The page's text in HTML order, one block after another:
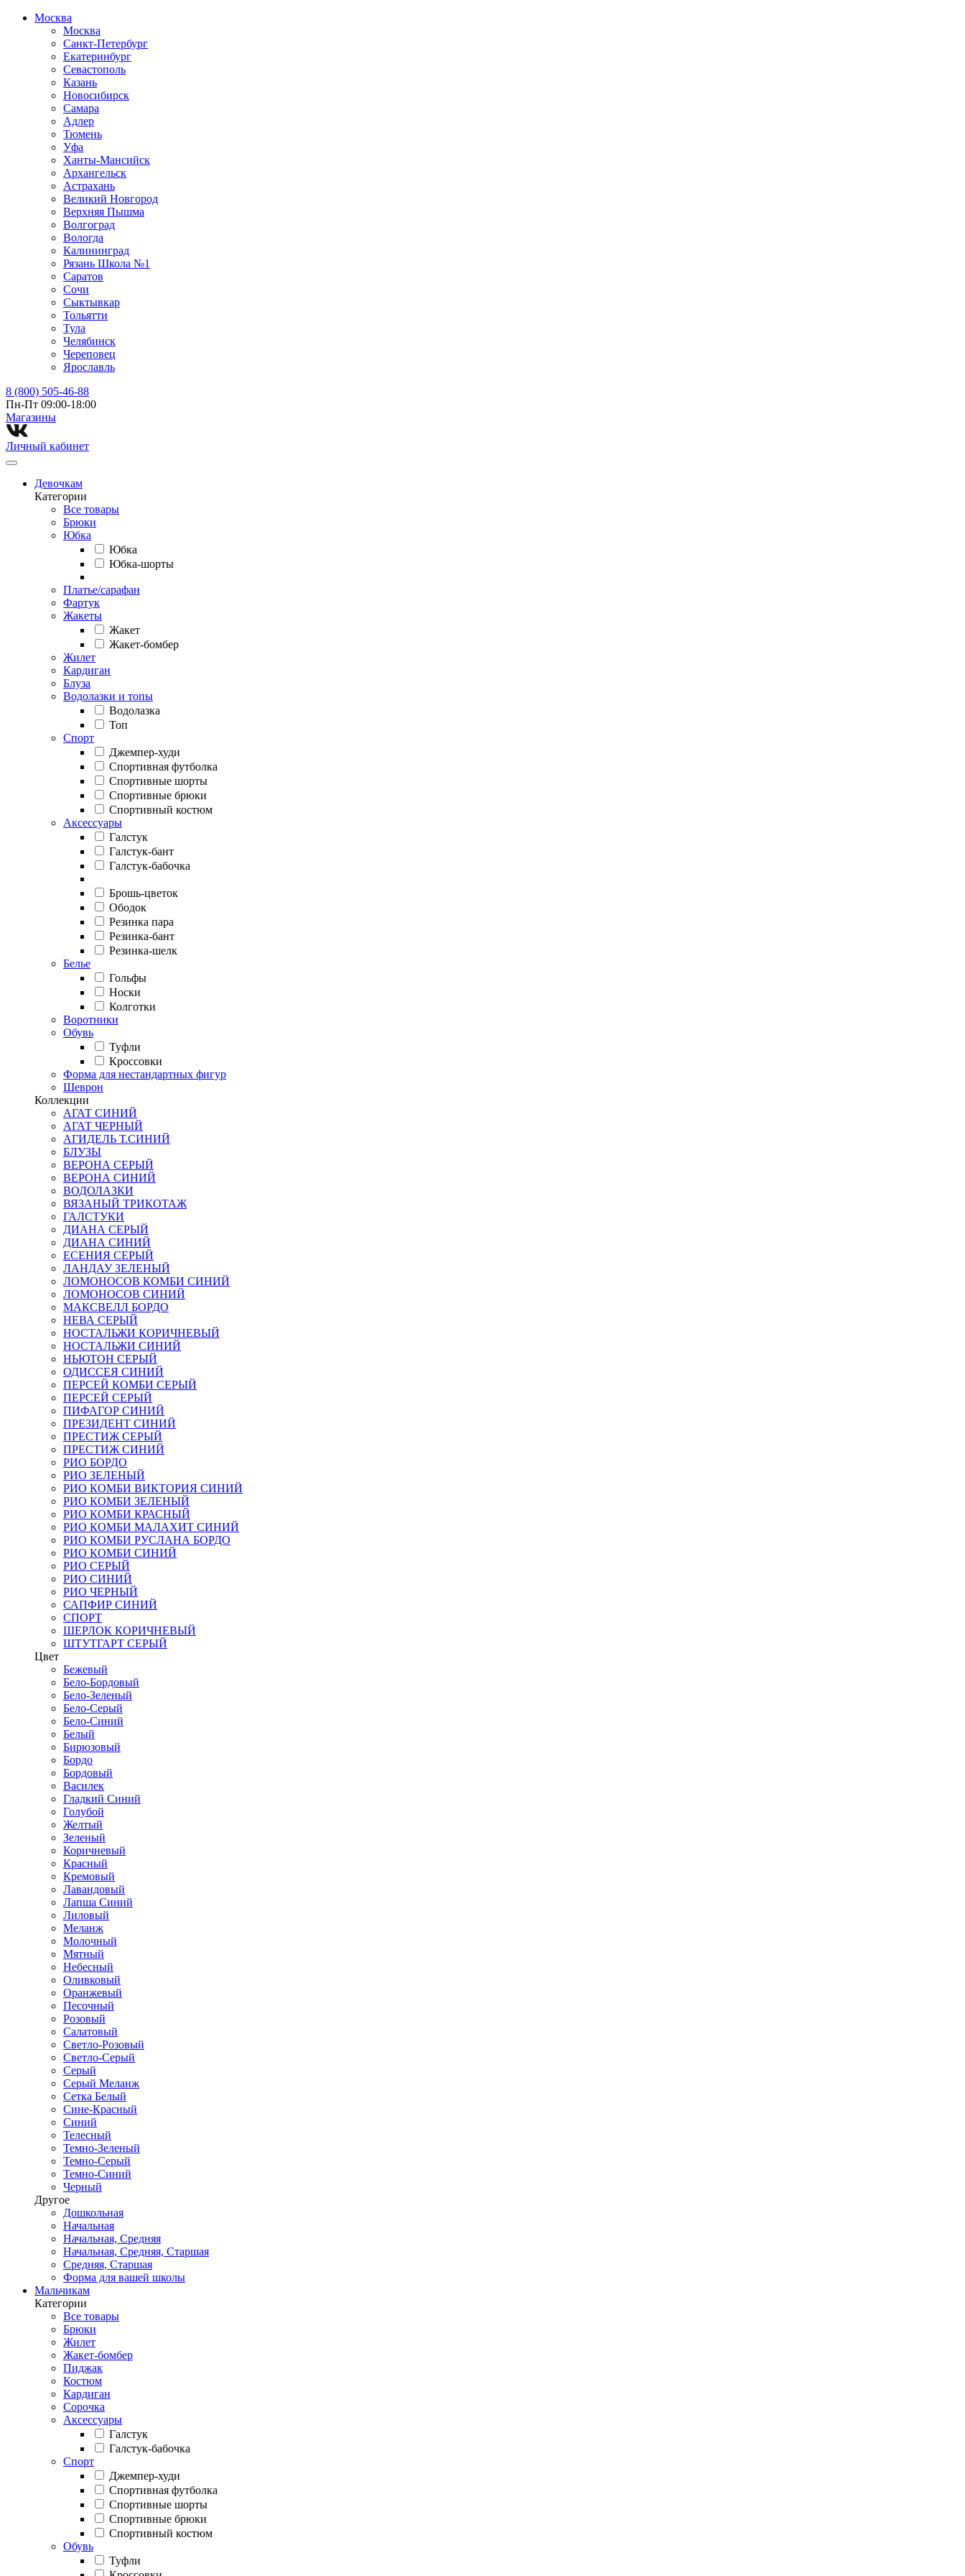
Москва
Москва
Санкт-Петербург
Екатеринбург
Севастополь
Казань
Новосибирск
Самара
Адлер
Тюмень
Уфа
Ханты-Мансийск
Архангельск
Астрахань
Великий Новгород
Верхняя Пышма
Волгоград
Вологда
Калининград
Рязань Школа №1
Саратов
Сочи
Сыктывкар
Тольятти
Тула
Челябинск
Череповец
Ярославль
8 (800) 505-46-88
Пн-Пт 09:00-18:00
Магазины⁠
Личный кабинет
Девочкам
Категории
Все товары
Брюки
Юбка
Юбка
Юбка-шорты
Платье/сарафан
Фартук
Жакеты
Жакет
Жакет-бомбер
Жилет
Кардиган
Блуза
Водолазки и топы
Водолазка
Топ
Спорт
Джемпер-худи
Спортивная футболка
Спортивные шорты
Спортивные брюки
Спортивный костюм
Аксессуары
Галстук
Галстук-бант
Галстук-бабочка
Брошь-цветок
Ободок
Резинка пара
Резинка-бант
Резинка-шелк
Белье
Гольфы
Носки
Колготки
Воротники
Обувь
Туфли
Кроссовки
Форма для нестандартных фигур
Шеврон
Коллекции
АГАТ СИНИЙ
АГАТ ЧЕРНЫЙ
АГИДЕЛЬ Т.СИНИЙ
БЛУЗЫ
ВЕРОНА СЕРЫЙ
ВЕРОНА СИНИЙ
ВОДОЛАЗКИ
ВЯЗАНЫЙ ТРИКОТАЖ
ГАЛСТУКИ
ДИАНА СЕРЫЙ
ДИАНА СИНИЙ
ЕСЕНИЯ СЕРЫЙ
ЛАНДАУ ЗЕЛЕНЫЙ
ЛОМОНОСОВ КОМБИ СИНИЙ
ЛОМОНОСОВ СИНИЙ
МАКСВЕЛЛ БОРДО
НЕВА СЕРЫЙ
НОСТАЛЬЖИ КОРИЧНЕВЫЙ
НОСТАЛЬЖИ СИНИЙ
НЬЮТОН СЕРЫЙ
ОДИССЕЯ СИНИЙ
ПЕРСЕЙ КОМБИ СЕРЫЙ
ПЕРСЕЙ СЕРЫЙ
ПИФАГОР СИНИЙ
ПРЕЗИДЕНТ СИНИЙ
ПРЕСТИЖ СЕРЫЙ
ПРЕСТИЖ СИНИЙ
РИО БОРДО
РИО ЗЕЛЕНЫЙ
РИО КОМБИ ВИКТОРИЯ СИНИЙ
РИО КОМБИ ЗЕЛЕНЫЙ
РИО КОМБИ КРАСНЫЙ
РИО КОМБИ МАЛАХИТ СИНИЙ
РИО КОМБИ РУСЛАНА БОРДО
РИО КОМБИ СИНИЙ
РИО СЕРЫЙ
РИО СИНИЙ
РИО ЧЕРНЫЙ
САПФИР СИНИЙ
СПОРТ
ШЕРЛОК КОРИЧНЕВЫЙ
ШТУТГАРТ СЕРЫЙ
Цвет
Бежевый
Бело-Бордовый
Бело-Зеленый
Бело-Серый
Бело-Синий
Белый
Бирюзовый
Бордо
Бордовый
Василек
Гладкий Синий
Голубой
Желтый
Зеленый
Коричневый
Красный
Кремовый
Лавандовый
Лапша Синий
Лиловый
Меланж
Молочный
Мятный
Небесный
Оливковый
Оранжевый
Песочный
Розовый
Салатовый
Светло-Розовый
Светло-Серый
Серый
Серый Меланж
Сетка Белый
Сине-Красный
Синий
Телесный
Темно-Зеленый
Темно-Серый
Темно-Синий
Черный
Другое
Дошкольная
Начальная
Начальная, Средняя
Начальная, Средняя, Старшая
Средняя, Старшая
Форма для вашей школы
Мальчикам
Категории
Все товары
Брюки
Жилет
Жакет-бомбер
Пиджак
Костюм
Кардиган
Сорочка
Аксессуары
Галстук
Галстук-бабочка
Спорт
Джемпер-худи
Спортивная футболка
Спортивные шорты
Спортивные брюки
Спортивный костюм
Обувь
Туфли